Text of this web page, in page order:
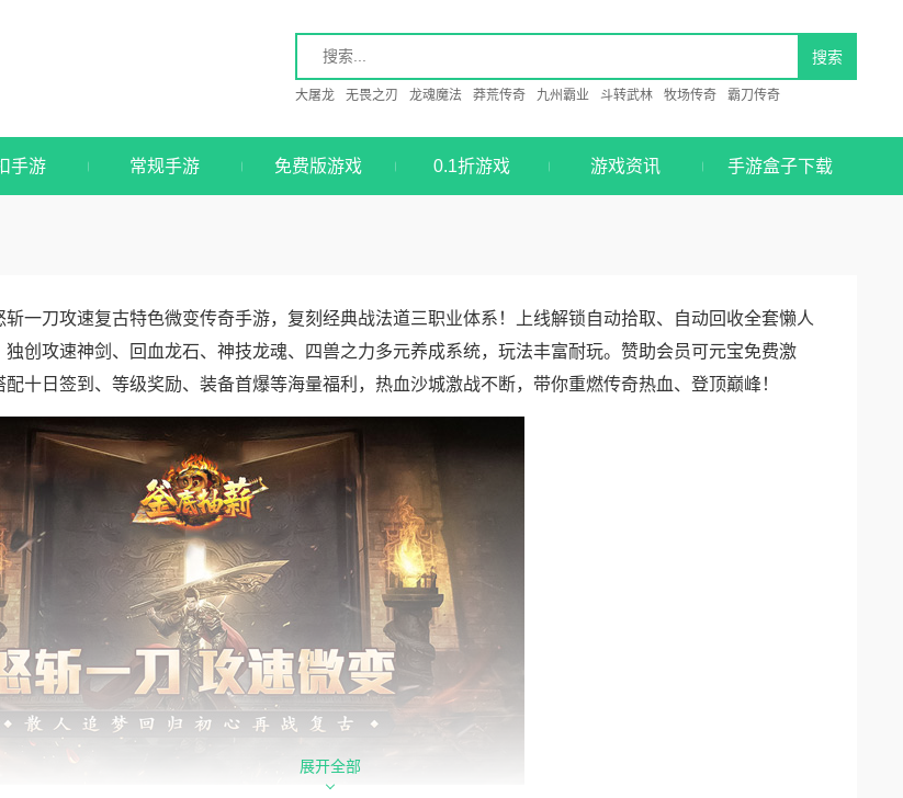
大屠龙 无畏之刃 龙魂魔法 莽荒传奇 九州霸业 斗转武林 牧场传奇 霸刀传奇
手游 常规手游 免费版游戏 0.1折游戏 游戏资讯 手游盒子下载
斩一刀攻速复古特色微变传奇手游，复刻经典战法道三职业体系！上线解锁自动拾取、自动回收全套懒人
创攻速神剑、回血龙石、神技龙魂、四兽之力多元养成系统，玩法丰富耐玩。赞助会员可元宝免费激
十日签到、等级奖励、装备首爆等海量福利，热血沙城激战不断，带你重燃传奇热血、登顶巅峰！
展开全部